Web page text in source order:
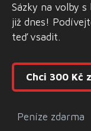
Sázky na volby
již dnes!
teď vsadit.
Chci 300 Kč
Peníze zdarma